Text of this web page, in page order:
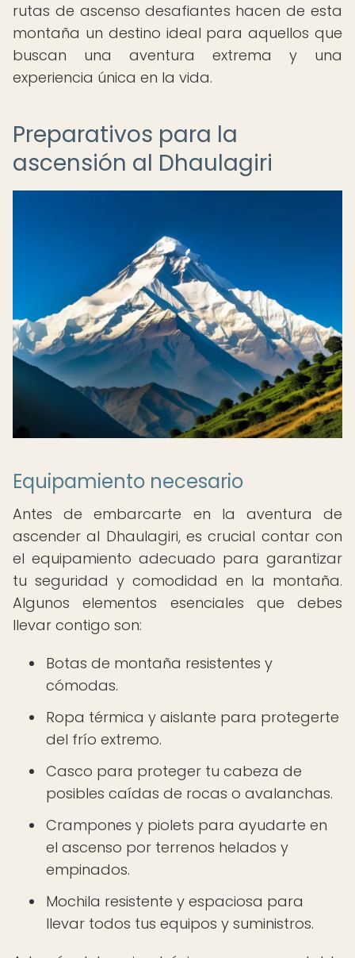
rutas de ascenso desafiantes hacen de esta
montaña un destino ideal para aquellos que
buscan una aventura extrema y una
experiencia única en la vida.
Preparativos para la
ascensión al Dhaulagiri
Equipamiento necesario
Antes de embarcarte en la aventura de
ascender al Dhaulagiri, es crucial contar con
el equipamiento adecuado para garantizar
tu seguridad y comodidad en la montaña.
Algunos elementos esenciales que debes
llevar contigo son:
Botas de montaña resistentes y
cómodas.
Ropa térmica y aislante para protegerte
del frío extremo.
Casco para proteger tu cabeza de
posibles caídas de rocas o avalanchas.
Crampones y piolets para ayudarte en
el ascenso por terrenos helados y
empinados.
Mochila resistente y espaciosa para
llevar todos tus equipos y suministros.